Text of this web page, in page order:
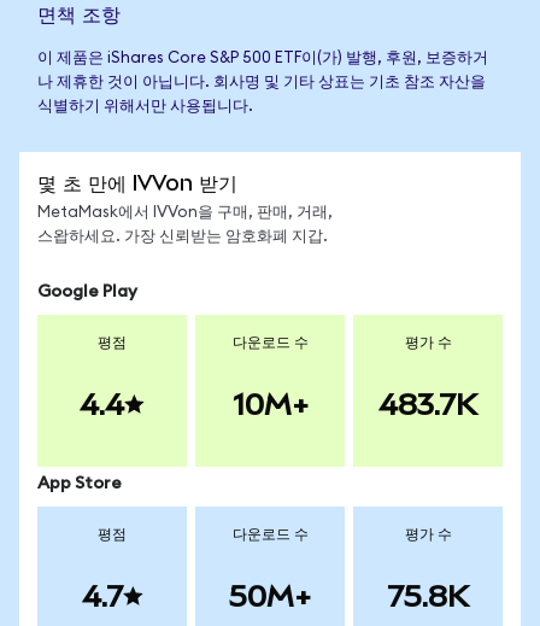
면책 조항
이 제품은 iShares Core S&P 500 ETF이(가) 발행, 후원, 보증하거
나 제휴한 것이 아닙니다. 회사명 및 기타 상표는 기초 참조 자산을
식별하기 위해서만 사용됩니다.
몇 초 만에 IVVon 받기
MetaMask에서 IVVon을 구매, 판매, 거래,
스왑하세요. 가장 신뢰받는 암호화폐 지갑.
Google Play
평점
4.4
다운로드 수
10M+
평가 수
483.7K
App Store
평점
4.7
다운로드 수
50M+
평가 수
75.8K